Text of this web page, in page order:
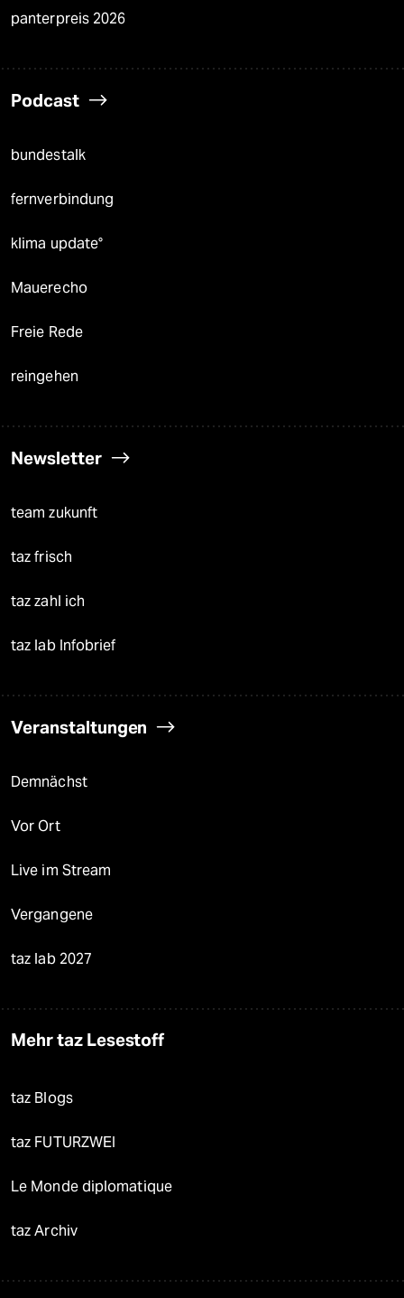
panterpreis 2026
Podcast
bundestalk
fernverbindung
klima update°
Mauerecho
Freie Rede
reingehen
Newsletter
team zukunft
taz frisch
taz zahl ich
taz lab Infobrief
Veranstaltungen
Demnächst
Vor Ort
Live im Stream
Vergangene
taz lab 2027
Mehr taz Lesestoff
taz Blogs
taz FUTURZWEI
Le Monde diplomatique
taz Archiv